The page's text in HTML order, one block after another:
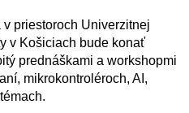
priestoroch Univerzitnej
v Košiciach bude konať
prednáškami a workshopmi
mikrokontroléroch, AI,